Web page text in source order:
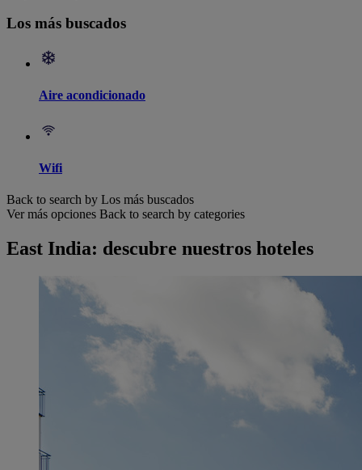
Los más buscados
Aire acondicionado
Wifi
Back to search by Los más buscados
Ver más opciones Back to search by categories
East India: descubre nuestros hoteles